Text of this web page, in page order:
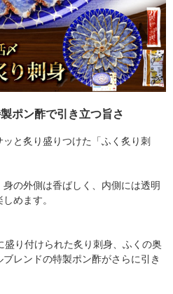
ポン酢で引き立つ旨さ
と炙り盛りつけた「ふく炙り刺
の外側は香ばしく、内側には透明
めます。
盛り付けられた炙り刺身、ふくの奥
レンドの特製ポン酢がさらに引き